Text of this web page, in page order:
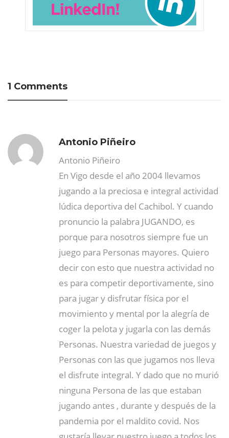
1 Comments
Antonio Piñeiro
Antonio Piñeiro
En Vigo desde el año 2004 llevamos
jugando a la preciosa e integral actividad
lúdica deportiva del Cachibol. Y cuando
pronuncio la palabra JUGANDO, es
porque para nosotros siempre fue un
juego para Personas mayores. Quiero
decir con esto que nuestra actividad no
es para competir deportivamente, sino
para jugar y disfrutar física por el
movimiento y mental por la alegría de
coger la pelota y jugarla con las demás
Personas. Nuestra variedad de juegos y
Personas con las que jugamos nos lleva
el disfrute integral. Y dado que no murió
ninguna Persona de las que estaban
jugando antes , durante y después de la
pandemia por el maldito covid. Nos